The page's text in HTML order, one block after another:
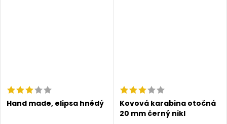
Hand made, elipsa hnědý
Kovová karabina otočná
20 mm černý nikl